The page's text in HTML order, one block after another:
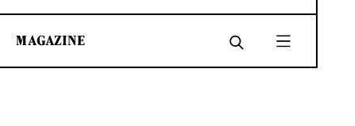
MAGAZINE